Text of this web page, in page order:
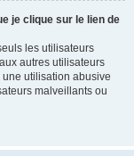
je clique sur le lien de
les utilisateurs
autres utilisateurs
utilisation abusive
malveillants ou